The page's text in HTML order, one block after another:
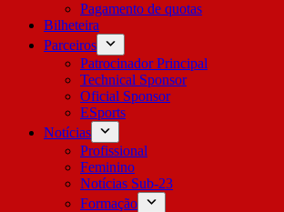
Pagamento de quotas
Bilheteira
Parceiros
Patrocinador Principal
Technical Sponsor
Oficial Sponsor
ESports
Notícias
Profissional
Feminino
Notícias Sub-23
Formação